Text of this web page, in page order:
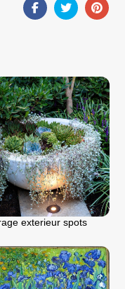
exterieur spots